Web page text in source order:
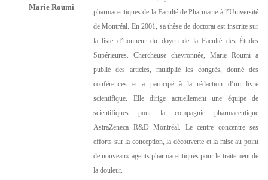
Marie Roumi
pharmaceutiques de la Faculté de Pharmacie à l’Université
de Montréal. En 2001, sa thèse de doctorat est inscrite sur
la liste d’honneur du doyen de la Faculté des Études
Supérieures. Chercheuse chevronnée, Marie Roumi a
publié des articles, multiplié les congrès, donné des
conférences et a participé à la rédaction d’un livre
scientifique. Elle dirige actuellement une équipe de
scientifiques pour la compagnie pharmaceutique
AstraZeneca R&D Montréal. Le centre concentre ses
efforts sur la conception, la découverte et la mise au point
de nouveaux agents pharmaceutiques pour le traitement de
la douleur.